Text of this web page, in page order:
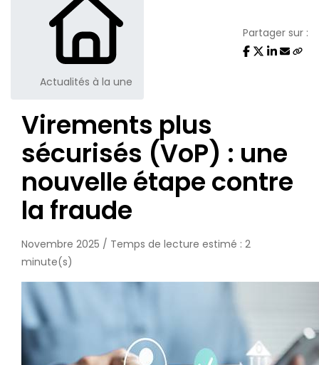
Actualités à la une
Partager sur :
Virements plus
sécurisés (VoP) : une
nouvelle étape contre
la fraude
Novembre 2025 / Temps de lecture estimé : 2
minute(s)